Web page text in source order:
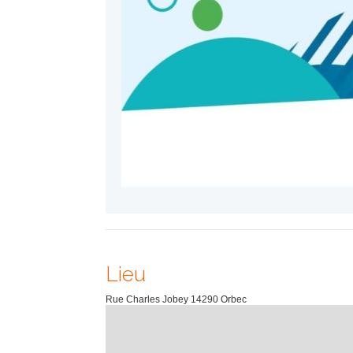
Lieu
Rue Charles Jobey 14290Orbec